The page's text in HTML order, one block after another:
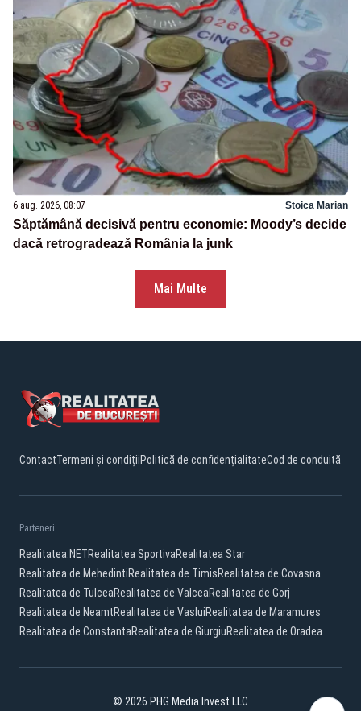
6 aug. 2026, 08:07 Stoica Marian
Săptămână decisivă pentru economie: Moody’s decide
dacă retrogradează România la junk
Mai Multe
ContactTermeni și condițiiPolitică de confidențialitateCod de conduită
Parteneri:
Realitatea.NETRealitatea SportivaRealitatea Star
Realitatea de MehedintiRealitatea de TimisRealitatea de Covasna
Realitatea de TulceaRealitatea de ValceaRealitatea de Gorj
Realitatea de NeamtRealitatea de VasluiRealitatea de Maramures
Realitatea de ConstantaRealitatea de GiurgiuRealitatea de Oradea
© 2026 PHG Media Invest LLC